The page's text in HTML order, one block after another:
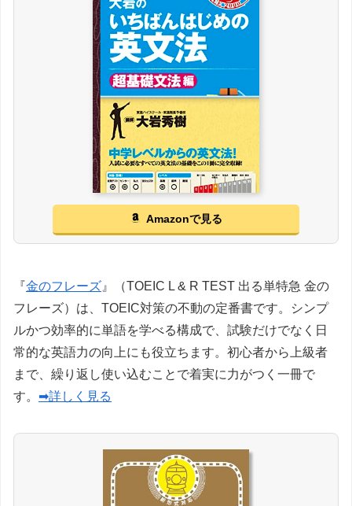
Amazonで見る
『金のフレーズ 』（TOEIC L & R TEST 出る単特急 金の
フレーズ）は、TOEIC対策の不動の定番書です。シンプ
ルかつ効率的に単語を学べる構成で、試験だけでなく日
常的な英語力の向上にも役立ちます。初心者から上級者
まで、繰り返し使い込むことで着実に力がつく一冊で
す。 ➡詳しく見る